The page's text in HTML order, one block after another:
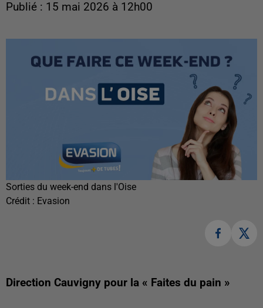
Publié : 15 mai 2026 à 12h00
Sorties du week-end dans l'Oise
Crédit : Evasion
Direction Cauvigny pour la « Faites du pain »